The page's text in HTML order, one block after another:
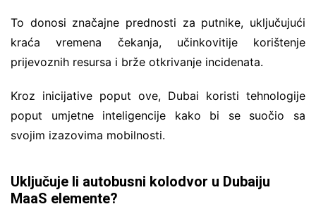
To donosi značajne prednosti za putnike, uključujući
kraća vremena čekanja, učinkovitije korištenje
prijevoznih resursa i brže otkrivanje incidenata.
Kroz inicijative poput ove, Dubai koristi tehnologije
poput umjetne inteligencije kako bi se suočio sa
svojim izazovima mobilnosti.
Uključuje li autobusni kolodvor u Dubaiju
MaaS elemente?